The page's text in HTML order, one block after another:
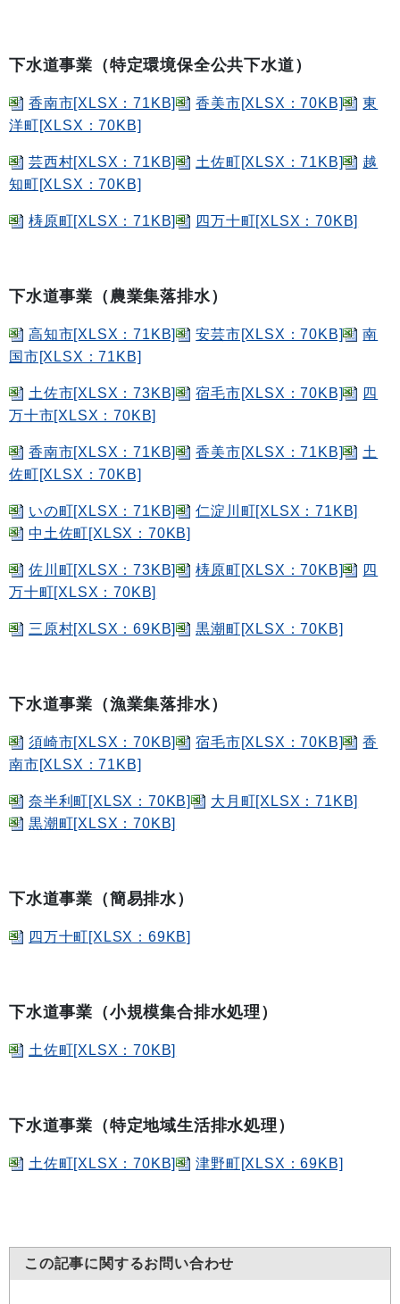
下水道事業（特定環境保全公共下水道）
香南市[XLSX：71KB] 香美市[XLSX：70KB]
東
洋町[XLSX：70KB]
芸西村[XLSX：71KB] 土佐町[XLSX：71KB]
越
知町[XLSX：70KB]
梼原町[XLSX：71KB] 四万十町[XLSX：70KB]
下水道事業（農業集落排水）
高知市[XLSX：71KB] 安芸市[XLSX：70KB]
南
国市[XLSX：71KB]
土佐市[XLSX：73KB] 宿毛市[XLSX：70KB]
四
万十市[XLSX：70KB]
香南市[XLSX：71KB] 香美市[XLSX：71KB]
土
佐町[XLSX：70KB]
いの町[XLSX：71KB]
仁淀川町[XLSX：71KB]
中土佐町[XLSX：70KB]
佐川町[XLSX：73KB] 梼原町[XLSX：70KB]
四
万十町[XLSX：70KB]
三原村[XLSX：69KB] 黒潮町[XLSX：70KB]
下水道事業（漁業集落排水）
須崎市[XLSX：70KB] 宿毛市[XLSX：70KB]
香
南市[XLSX：71KB]
奈半利町[XLSX：70KB]
大月町[XLSX：71KB]
黒潮町[XLSX：70KB]
下水道事業（簡易排水）
四万十町[XLSX：69KB]
下水道事業（小規模集合排水処理）
土佐町[XLSX：70KB]
下水道事業（特定地域生活排水処理）
土佐町[XLSX：70KB] 津野町[XLSX：69KB]
この記事に関するお問い合わせ